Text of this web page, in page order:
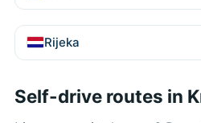
Rijeka
Self-drive routes in